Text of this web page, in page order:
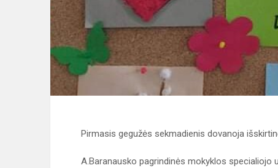
Pirmasis gegužės sekmadienis dovanoja
A.Baranausko pagrindinės mokyklos